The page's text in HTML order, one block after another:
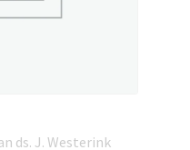
ds. J. Westerink